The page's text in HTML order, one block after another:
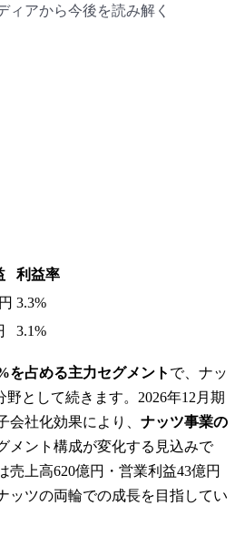
ィアから今後を読み解く
利益率
3.3%
3.1%
を占める主力セグメント で、ナッ
として続きます。2026年12月期
会社化効果により、 ナッツ事業の
メント構成が変化する見込みで
売上高620億円・営業利益43億円
ッツの両輪での成長を目指してい